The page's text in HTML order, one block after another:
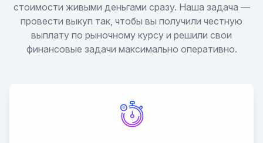
XKR
X-Type
стоимости живыми деньгами сразу. Наша задача —
провести выкуп так, чтобы вы получили честную
выплату по рыночному курсу и решили свои
финансовые задачи максимально оперативно.